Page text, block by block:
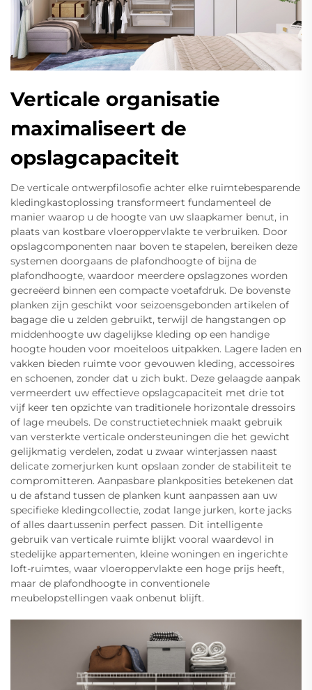
Verticale organisatie
maximaliseert de
opslagcapaciteit
De verticale ontwerpfilosofie achter elke ruimtebesparende
kledingkastoplossing transformeert fundamenteel de
manier waarop u de hoogte van uw slaapkamer benut, in
plaats van kostbare vloeroppervlakte te verbruiken. Door
opslagcomponenten naar boven te stapelen, bereiken deze
systemen doorgaans de plafondhoogte of bijna de
plafondhoogte, waardoor meerdere opslagzones worden
gecreëerd binnen een compacte voetafdruk. De bovenste
planken zijn geschikt voor seizoensgebonden artikelen of
bagage die u zelden gebruikt, terwijl de hangstangen op
middenhoogte uw dagelijkse kleding op een handige
hoogte houden voor moeiteloos uitpakken. Lagere laden en
vakken bieden ruimte voor gevouwen kleding, accessoires
en schoenen, zonder dat u zich bukt. Deze gelaagde aanpak
vermeerdert uw effectieve opslagcapaciteit met drie tot
vijf keer ten opzichte van traditionele horizontale dressoirs
of lage meubels. De constructietechniek maakt gebruik
van versterkte verticale ondersteuningen die het gewicht
gelijkmatig verdelen, zodat u zwaar winterjassen naast
delicate zomerjurken kunt opslaan zonder de stabiliteit te
compromitteren. Aanpasbare plankposities betekenen dat
u de afstand tussen de planken kunt aanpassen aan uw
specifieke kledingcollectie, zodat lange jurken, korte jacks
of alles daartussenin perfect passen. Dit intelligente
gebruik van verticale ruimte blijkt vooral waardevol in
stedelijke appartementen, kleine woningen en ingerichte
loft-ruimtes, waar vloeroppervlakte een hoge prijs heeft,
maar de plafondhoogte in conventionele
meubelopstellingen vaak onbenut blijft.